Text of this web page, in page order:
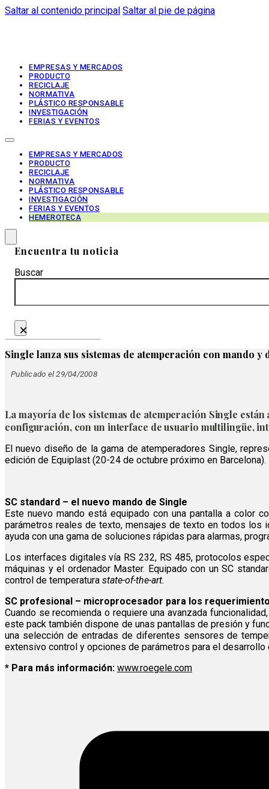
Saltar al contenido principal Saltar al pie de página
EMPRESAS Y MERCADOS
PRODUCTO
RECICLAJE
NORMATIVA
PLÁSTICO RESPONSABLE
INVESTIGACIÓN
FERIAS Y EVENTOS
EMPRESAS Y MERCADOS
PRODUCTO
RECICLAJE
NORMATIVA
PLÁSTICO RESPONSABLE
INVESTIGACIÓN
FERIAS Y EVENTOS
HEMEROTECA
Encuentra tu noticia
Buscar
×
Single lanza sus sistemas de atemperación con mando y
Publicado el 29/04/2008
La mayoría de los sistemas de atemperación Single
configuración, con un interface de usuario multilingüe,
El nuevo diseño de la gama de atemperadores Single,
edición de Equiplast (20-24 de octubre próximo en
SC standard – el nuevo mando de Single
Este nuevo mando está equipado con una pantalla a color
parámetros reales de texto, mensajes de texto en todos los
ayuda con una gama de soluciones rápidas para alarmas,
Los interfaces digitales vía RS 232, RS 485, protocolos
máquinas y el ordenador Master. Equipado con un SC
control de temperatura state-of-the-art.
SC profesional – microprocesador para los
Cuando se recomienda o requiere una avanzada
este pack también dispone de unas pantallas de presión y
una selección de entradas de diferentes sensores de
extensivo control y opciones de parámetros para el
* Para más información: www.roegele.com